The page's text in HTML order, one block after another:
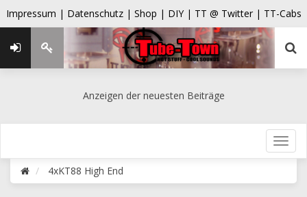
Impressum | Datenschutz | Shop | DIY | TT @ Twitter | TT-Cabs
Anzeigen der neuesten Beiträge
4xKT88 High End